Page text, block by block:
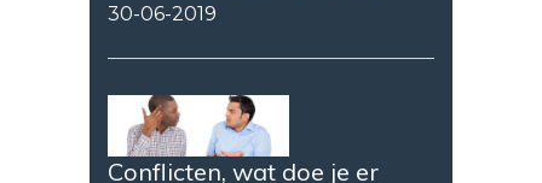
30-06-2019
Conflicten, wat doe je er